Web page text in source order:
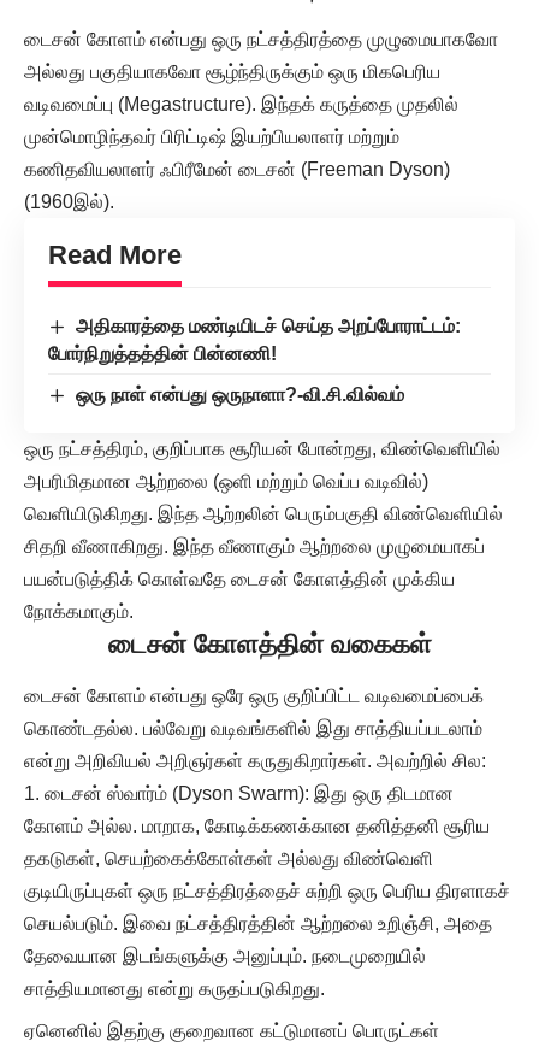
டைசன் கோளம் என்பது ஒரு நட்சத்திரத்தை முழுமையாகவோ
அல்லது பகுதியாகவோ சூழ்ந்திருக்கும் ஒரு மிகபெரிய
வடிவமைப்பு (Megastructure). இந்தக் கருத்தை முதலில்
முன்மொழிந்தவர் பிரிட்டிஷ் இயற்பியலாளர் மற்றும்
கணிதவியலாளர் ஃபிரீமேன் டைசன் (Freeman Dyson)
(1960இல்).
Read More
அதிகாரத்தை மண்டியிடச் செய்த அறப்போராட்டம்:
போர்நிறுத்தத்தின் பின்னணி!
ஒரு நாள் என்பது ஒருநாளா?-வி.சி.வில்வம்
ஒரு நட்சத்திரம், குறிப்பாக சூரியன் போன்றது, விண்வெளியில்
அபரிமிதமான ஆற்றலை (ஒளி மற்றும் வெப்ப வடிவில்)
வெளியிடுகிறது. இந்த ஆற்றலின் பெரும்பகுதி விண்வெளியில்
சிதறி வீணாகிறது. இந்த வீணாகும் ஆற்றலை முழுமையாகப்
பயன்படுத்திக் கொள்வதே டைசன் கோளத்தின் முக்கிய
நோக்கமாகும்.
டைசன் கோளத்தின் வகைகள்
டைசன் கோளம் என்பது ஒரே ஒரு குறிப்பிட்ட வடிவமைப்பைக்
கொண்டதல்ல. பல்வேறு வடிவங்களில் இது சாத்தியப்படலாம்
என்று அறிவியல் அறிஞர்கள் கருதுகிறார்கள். அவற்றில் சில:
டைசன் ஸ்வார்ம் (Dyson Swarm): இது ஒரு திடமான
கோளம் அல்ல. மாறாக, கோடிக்கணக்கான தனித்தனி சூரிய
தகடுகள், செயற்கைக்கோள்கள் அல்லது விண்வெளி
குடியிருப்புகள் ஒரு நட்சத்திரத்தைச் சுற்றி ஒரு பெரிய திரளாகச்
செயல்படும். இவை நட்சத்திரத்தின் ஆற்றலை உறிஞ்சி, அதை
தேவையான இடங்களுக்கு அனுப்பும். நடைமுறையில்
சாத்தியமானது என்று கருதப்படுகிறது.
ஏனெனில் இதற்கு குறைவான கட்டுமானப் பொருட்கள்